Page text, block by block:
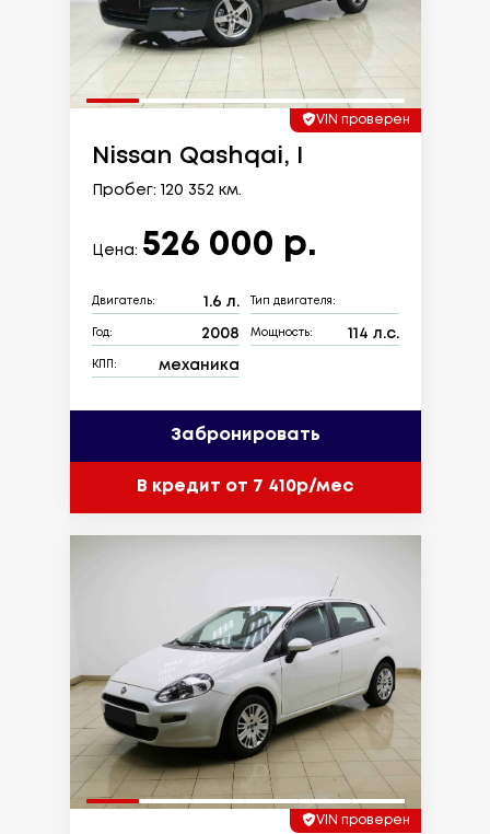
VIN проверен
Nissan Qashqai, I
Пробег: 120 352 км.
Цена: 526 000 р.
Двигатель: 1.6 л. Тип двигателя:
Год: 2008 Мощность: 114 л.с.
КПП: механика
Забронировать
В кредит от 7 410р/мес
VIN проверен